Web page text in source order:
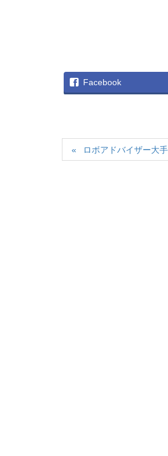
Facebook
ロボアドバイザー大